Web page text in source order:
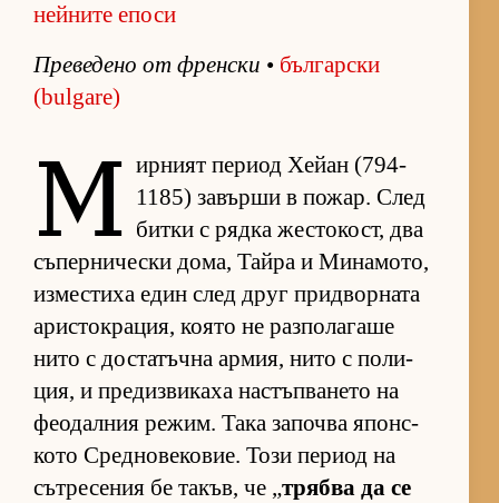
нейните епоси
Пре­ве­дено от френ­ски • бъл­гар­ски
(bulgare)
М ир­ният пе­риод Хе­йан (794-
1185) за­върши в по­жар. След
битки с рядка жес­то­кост, два
съ­пер­ни­чески до­ма, Тайра и Ми­на­мо­то,
из­мес­тиха един след друг прид­вор­ната
арис­ток­ра­ция, ко­ято не раз­по­ла­гаше
нито с дос­та­тъчна ар­мия, нито с по­ли­
ция, и пре­диз­ви­каха нас­тъп­ва­нето на
фе­о­дал­ния ре­жим. Така за­почва япон­с­
кото Сред­но­ве­ко­вие. Този пе­риод на
сът­ре­се­ния бе та­къв, че „трябва да се